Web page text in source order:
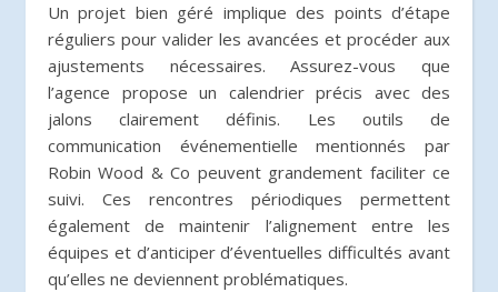
Un projet bien géré implique des points d’étape
réguliers pour valider les avancées et procéder aux
ajustements nécessaires. Assurez-vous que
l’agence propose un calendrier précis avec des
jalons clairement définis. Les outils de
communication événementielle mentionnés par
Robin Wood & Co peuvent grandement faciliter ce
suivi. Ces rencontres périodiques permettent
également de maintenir l’alignement entre les
équipes et d’anticiper d’éventuelles difficultés avant
qu’elles ne deviennent problématiques.